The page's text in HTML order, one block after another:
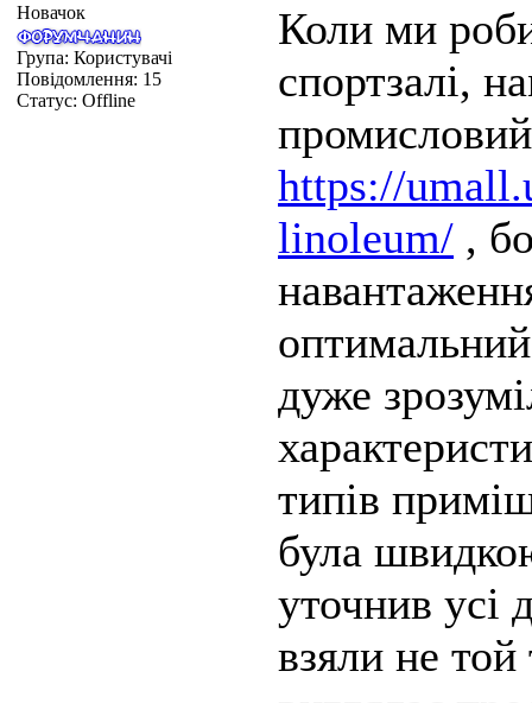
Новачок
Група: Користувачі
Повідомлення: 15
Статус: Offline
Коли ми
спортзалі,
https://
linoleum/ ,
дуже
типів
була
уточнив усі
взяли не